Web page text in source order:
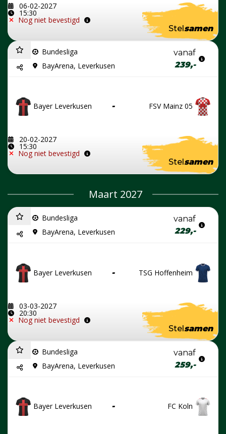
06-02-2027
15:30
Nog niet bevestigd
Stelsamen
Bundesliga
BayArena, Leverkusen
vanaf
239,-
Bayer Leverkusen - FSV Mainz 05
20-02-2027
15:30
Nog niet bevestigd
Stelsamen
Maart 2027
Bundesliga
BayArena, Leverkusen
vanaf
229,-
Bayer Leverkusen - TSG Hoffenheim
03-03-2027
20:30
Nog niet bevestigd
Stelsamen
Bundesliga
BayArena, Leverkusen
vanaf
259,-
Bayer Leverkusen - FC Koln